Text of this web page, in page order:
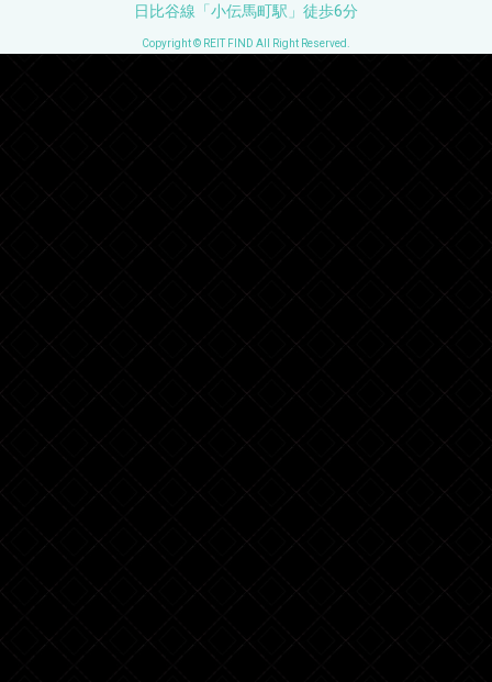
日比谷線「小伝馬町駅」徒歩6分
Copyright © REIT FIND All Right Reserved.